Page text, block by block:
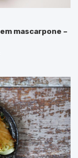
mascarpone –